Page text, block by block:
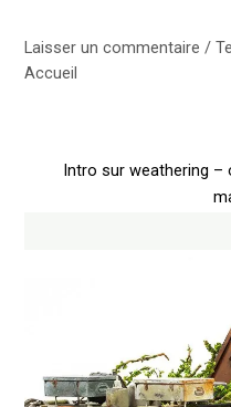
Laisser un commentaire /
Accueil
Intro sur weathering –